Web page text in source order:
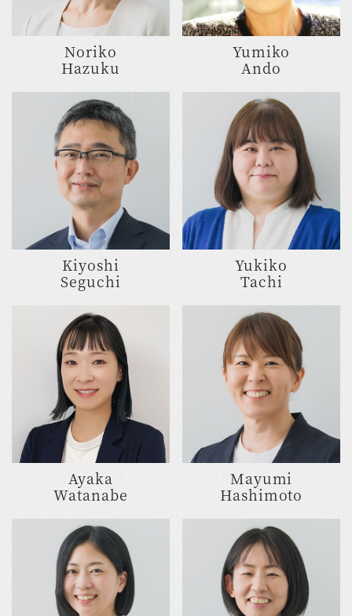
Noriko
Hazuku
Yumiko
Ando
Kiyoshi
Seguchi
Yukiko
Tachi
Ayaka
Watanabe
Mayumi
Hashimoto